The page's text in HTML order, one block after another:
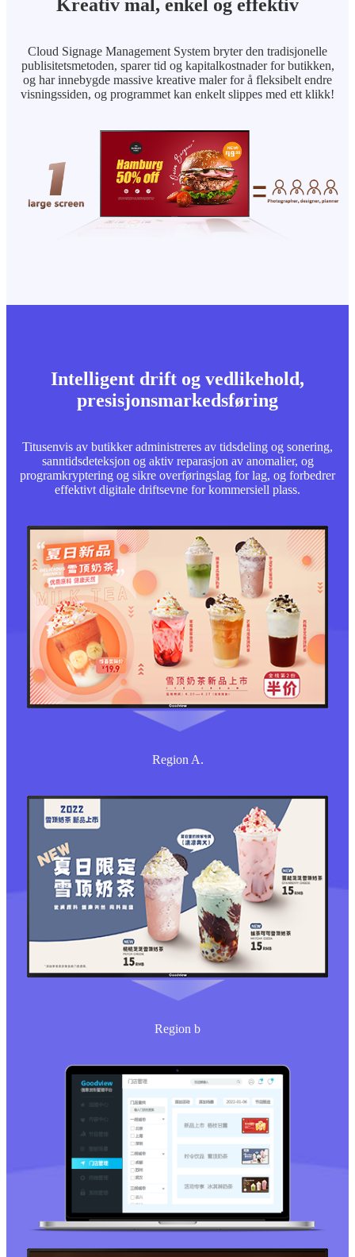
Kreativ mal, enkel og effektiv
Cloud Signage Management System bryter den tradisjonelle
publisitetsmetoden, sparer tid og kapitalkostnader for butikken,
og har innebygde massive kreative maler for å fleksibelt endre
visningssiden, og programmet kan enkelt slippes med ett klikk!
Intelligent drift og vedlikehold,
presisjonsmarkedsføring
Titusenvis av butikker administreres av tidsdeling og sonering,
sanntidsdeteksjon og aktiv reparasjon av anomalier, og
programkryptering og sikre overføringslag for lag, og forbedrer
effektivt digitale driftsevne for kommersiell plass.
Region A.
Region b